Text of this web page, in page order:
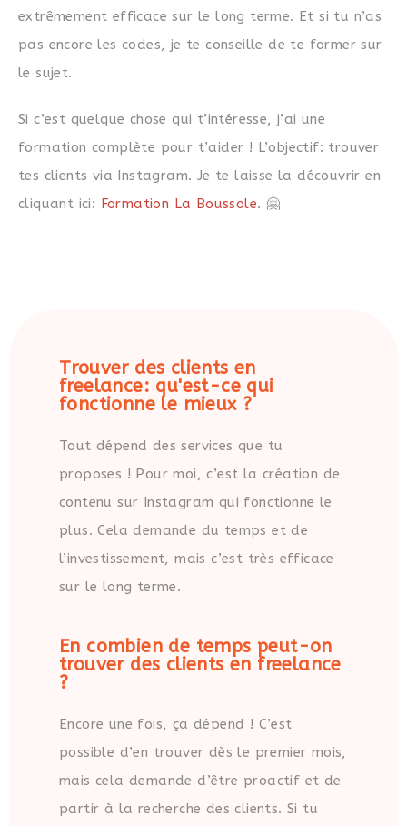
extrêmement efficace sur le long terme. Et si tu n’as
pas encore les codes, je te conseille de te former sur
le sujet.
Si c’est quelque chose qui t’intéresse, j’ai une
formation complète pour t’aider ! L’objectif: trouver
tes clients via Instagram. Je te laisse la découvrir en
cliquant ici: Formation La Boussole. 🤗
Trouver des clients en
freelance: qu'est-ce qui
fonctionne le mieux ?
Tout dépend des services que tu
proposes ! Pour moi, c’est la création de
contenu sur Instagram qui fonctionne le
plus. Cela demande du temps et de
l’investissement, mais c’est très efficace
sur le long terme.
En combien de temps peut-on
trouver des clients en freelance
?
Encore une fois, ça dépend ! C’est
possible d’en trouver dès le premier mois,
mais cela demande d’être proactif et de
partir à la recherche des clients. Si tu